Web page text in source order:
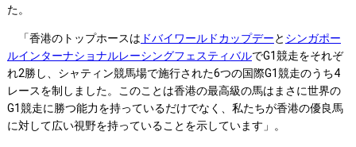
た。
「香港のトップホースは ドバイワールドカップデーと シンガポー
ルインターナショナルレーシングフェスティバルでG1競走をそれぞ
れ2勝し、シャティン競馬場で施行された6つの国際G1競走のうち4
レースを制しました。このことは香港の最高級の馬はまさに世界の
G1競走に勝つ能力を持っているだけでなく、私たちが香港の優良馬
に対して広い視野を持っていることを示しています」。